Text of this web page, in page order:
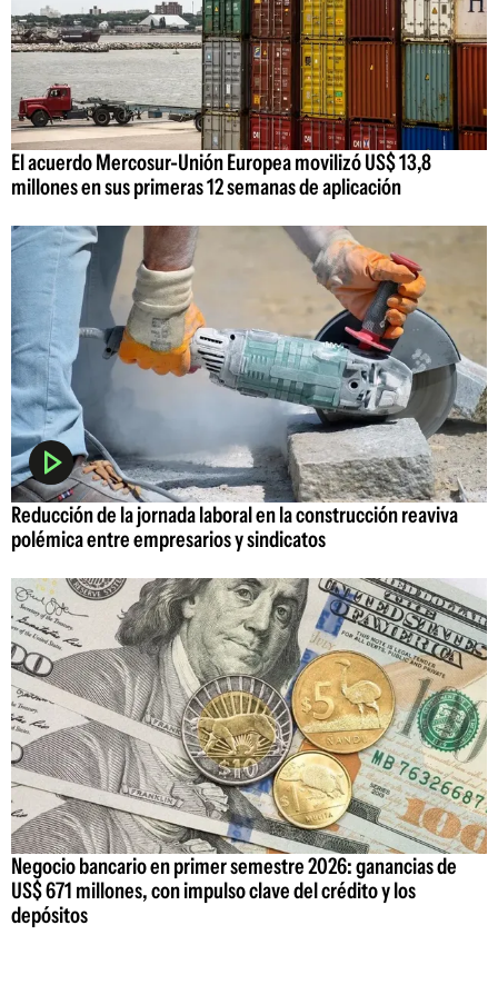
El acuerdo Mercosur-Unión Europea movilizó US$ 13,8
millones en sus primeras 12 semanas de aplicación
Reducción de la jornada laboral en la construcción reaviva
polémica entre empresarios y sindicatos
Negocio bancario en primer semestre 2026: ganancias de
US$ 671 millones, con impulso clave del crédito y los
depósitos